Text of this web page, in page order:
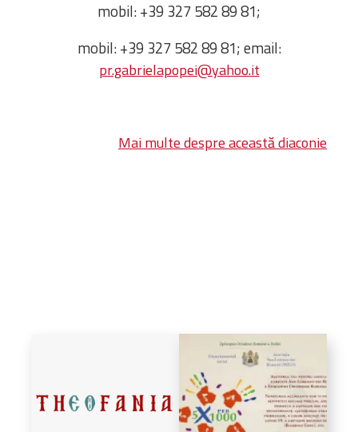
Administrativă
Mănăstiri,
biserici și
Centre și
Asociații
Scrisori pastorale
Resurse multimedia
Opinii ortodoxe
Din viața „familiei”
mobil: +39 327 582 89 81;
mobil: +39 327 582 89 81; email:
pr.gabrielapopei@yahoo.it
Mai multe despre această diaconie